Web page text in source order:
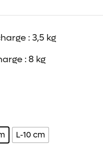
: 3,5 kg
: 8 kg
L-10 cm